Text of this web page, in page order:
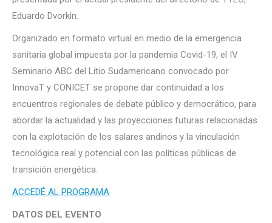
Eduardo Dvorkin.
Organizado en formato virtual en medio de la emergencia
sanitaria global impuesta por la pandemia Covid-19, el IV
Seminario ABC del Litio Sudamericano convocado por
InnovaT y CONICET se propone dar continuidad a los
encuentros regionales de debate público y democrático, para
abordar la actualidad y las proyecciones futuras relacionadas
con la explotación de los salares andinos y la vinculación
tecnológica real y potencial con las políticas públicas de
transición energética.
ACCEDÉ AL PROGRAMA
DATOS DEL EVENTO